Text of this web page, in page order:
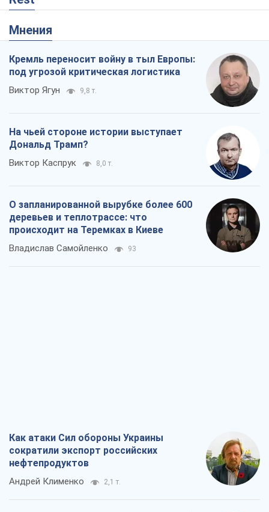
Мнения
Кремль переносит войну в тыл Европы:
под угрозой критическая логистика
Виктор Ягун 9,8 т.
На чьей стороне истории выступает
Дональд Трамп?
Виктор Каспрук 8,0 т.
О запланированной вырубке более 600
деревьев и теплотрассе: что
происходит на Теремках в Киеве
Владислав Самойленко 93
Как атаки Сил обороны Украины
сократили экспорт российских
нефтепродуктов
Андрей Клименко 2,1 т.